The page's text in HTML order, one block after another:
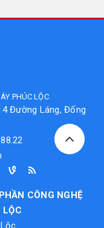
PHÚC LỘC
Đường Láng, Đống
CÔNG NGHỆ
LỘC